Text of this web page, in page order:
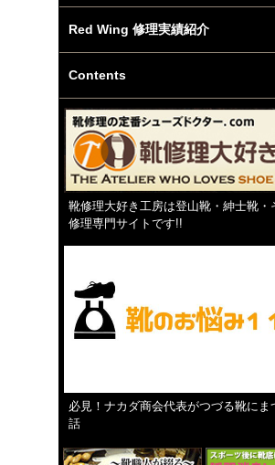
Red Wing 修理実績紹介
Contents
靴修理大好き工房は登山靴・紳士靴・
修理専門サイトです!!
必見！ナカダ商会代表がつづる靴にま
話